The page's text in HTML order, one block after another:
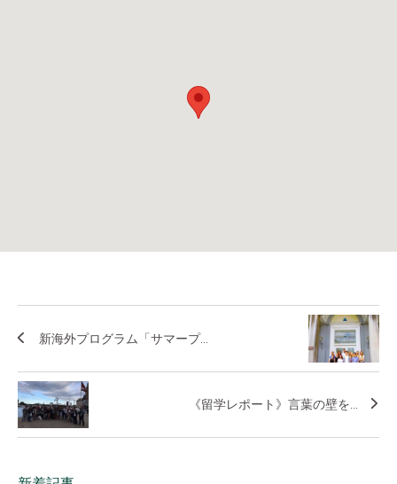
新海外プログラム「サマープ...
《留学レポート》言葉の壁を...